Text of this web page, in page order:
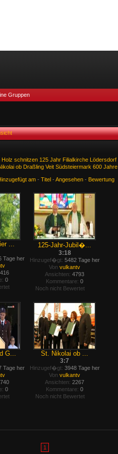
Gruppen
Holz schnitzen 125 Jahr Filialkirche Lödersdorf
ob Draßling Veit Südsteiermark 600 Jahre
am - Titel - Angesehen - Bewertung
...
Tage her
0
125-Jahr-Jubil�...
3:18
Hinzugef�gt: 5482 Tage her
Von vulkantv
Ansichten: 4793
Kommentare: 0
Noch nicht Bewertet
G...
Tage her
0
St. Nikolai ob ...
3:7
Hinzugef�gt: 3948 Tage her
Von vulkantv
Ansichten: 2267
Kommentare: 0
Noch nicht Bewertet
1